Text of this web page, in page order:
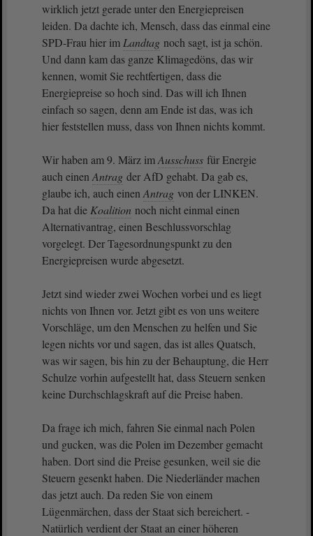
wirklich jetzt gerade unter den Energiepreisen
leiden. Da dachte ich, Mensch, dass das einmal eine
SPD-Frau hier im Landtag noch sagt, ist ja schön.
Und dann kam das ganze Klimagedöns, das wir
kennen, womit Sie rechtfertigen, dass die
Energiepreise so hoch sind. Das will ich Ihnen
einfach so sagen, denn am Ende ist das, was ich
hier feststellen muss, dass von Ihnen nichts kommt.
Wir haben am 9. März imAusschuss für Energie
auch einen Antrag der AfD gehabt. Da gab es,
glaube ich, auch einen Antrag von der LINKEN.
Da hat die Koalition noch nicht einmal einen
Alternativantrag, einen Beschlussvorschlag
vorgelegt. Der Tagesordnungspunkt zu den
Energiepreisen wurde abgesetzt.
Jetzt sind wieder zwei Wochen vorbei und es liegt
nichts von Ihnen vor. Jetzt gibt es von uns weitere
Vorschläge, um den Menschen zu helfen und Sie
legen nichts vor und sagen, das ist alles Quatsch,
was wir sagen, bis hin zu der Behauptung, die Herr
Schulze vorhin aufgestellt hat, dass Steuern senken
keine Durchschlagskraft auf die Preise haben.
Da frage ich mich, fahren Sie einmal nach Polen
und gucken, was die Polen im Dezember gemacht
haben. Dort sind die Preise gesunken, weil sie die
Steuern gesenkt haben. Die Niederländer machen
das jetzt auch. Da reden Sie von einem
Lügenmärchen, dass der Staat sich bereichert. -
Natürlich verdient der Staat an einer höheren